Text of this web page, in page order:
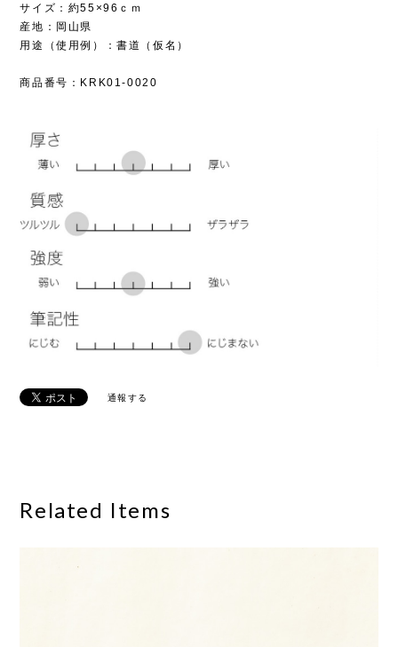
サイズ：約55×96ｃｍ
産地：岡山県
用途（使用例）：書道（仮名）
商品番号：KRK01-0020
通報する
Related Items